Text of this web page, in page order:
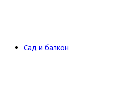
Сад и балкон